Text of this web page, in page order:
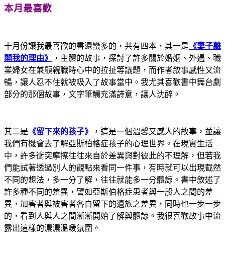
本月最喜歡
十月份讓我最喜歡的書還蠻多的，共有四本，其一是 《妻子離
開我的理由》
，主體的故事，探討了許多關於婚姻、外遇、職
業婦女在兼顧親職時心中的拉扯等議題，而作者敘事感性又流
暢，讓人忍不住就被吸入了故事當中。我尤其喜歡書中舞台劇
部分的那個故事，文字筆觸充滿詩意，讓人沈醉。
其二是 《留下來的孩子》
，這是一個溫馨又感人的故事，並讓
我們有機會去了解亞斯柏格症孩子的心理世界。在現實生活
中，許多衝突摩擦往往來自於差異與對彼此的不理解，但若我
們能試著透過別人的觀點來看同一件事，有時就可以出現截然
不同的想法，多一分了解，往往就能多一分體諒。書中敘述了
許多種不同的差異，譬如亞斯伯格症患者與一般人之間的差
異，加害者與被害者各自留下的遺族之差異，同時也一步一步
的，看到人與人之間漸漸開始了解與體諒。我很喜歡故事中流
露出這樣的濃濃溫暖氛圍。